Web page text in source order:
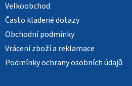
Velkoobchod
Často kladené dotazy
Obchodní podmínky
Vrácení zboží a reklamace
Podmínky ochrany osobních údajů